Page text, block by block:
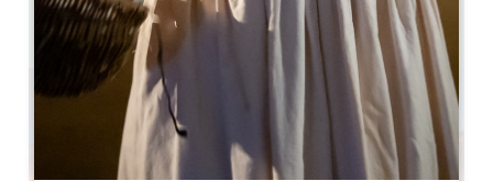
6.8 km
Скопируйте GPS-код